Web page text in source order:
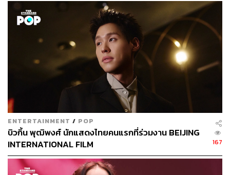
ENTERTAINMENT / POP
บิวกิ้น พุฒิพงศ์ นักแสดงไทยคนแรกที่ร่วมงาน BEIJING
INTERNATIONAL FILM
167